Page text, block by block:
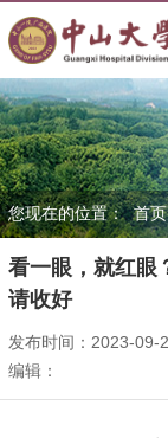
您现在的位置： 首页
看一眼，就红眼
请收好
发布时间：2023-09-
编辑：